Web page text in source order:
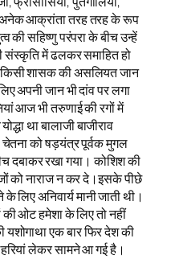
अनेक आक्रांता तरह तरह के रूप
की सहिष्णु परंपरा के बीच उन्हें
संस्कृति में ढलकर समाहित हो
किसी शासक की असलियत जान
अपनी जान भी दांव पर लगा
आज भी तरुणाई की रगों में
था बालाजी बाजीराव
चेतना को षड़यंत्र पूर्वक मुगल
दबाकर रखा गया। कोशिश की
को नाराज न कर दे।इसके पीछे
लिए अनिवार्य मानी जाती थी।
ओट हमेशा के लिए तो नहीं
यशोगाथा एक बार फिर देश की
लेकर सामने आ गई है।